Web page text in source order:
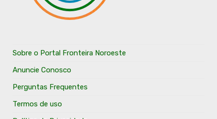
Sobre o Portal Fronteira Noroeste
Anuncie Conosco
Perguntas Frequentes
Termos de uso